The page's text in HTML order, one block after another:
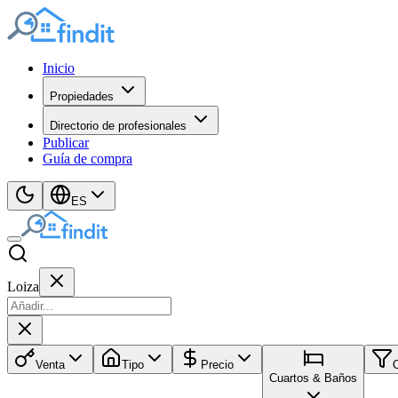
Inicio
Propiedades
Directorio de profesionales
Publicar
Guía de compra
ES
Loiza
Venta Tipo
Precio
Cuartos & Baños